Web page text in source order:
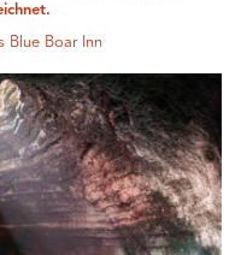
Blue Boar Inn